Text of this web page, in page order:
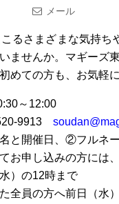
メール
るさまざまな気持
ませんか。マギーズ
めての方も、お気軽
～12:00
9913
と開催日、②フルネ
お申し込みの方には
）の12時まで
全員の方へ前日（水